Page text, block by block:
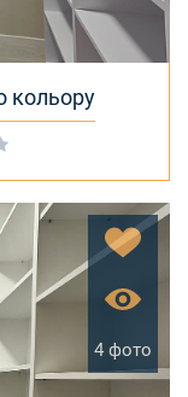
кольору
4 фото